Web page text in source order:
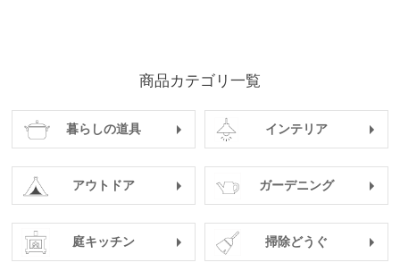
商品カテゴリ一覧
暮らしの道具 インテリア
アウトドア ガーデニング
庭キッチン 掃除どうぐ